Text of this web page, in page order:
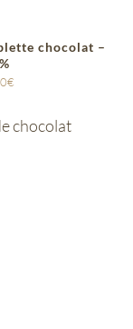
chocolat –
€
chocolat